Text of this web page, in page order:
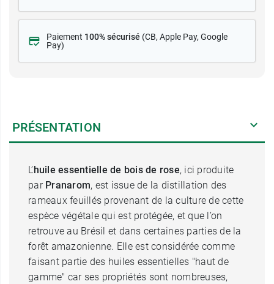
Paiement 100% sécurisé (CB, Apple Pay, Google
Pay)
PRÉSENTATION
L’huile essentielle de bois de rose, ici produite
par Pranarom, est issue de la distillation des
rameaux feuillés provenant de la culture de cette
espèce végétale qui est protégée, et que l’on
retrouve au Brésil et dans certaines parties de la
forêt amazonienne. Elle est considérée comme
faisant partie des huiles essentielles "haut de
gamme" car ses propriétés sont nombreuses,